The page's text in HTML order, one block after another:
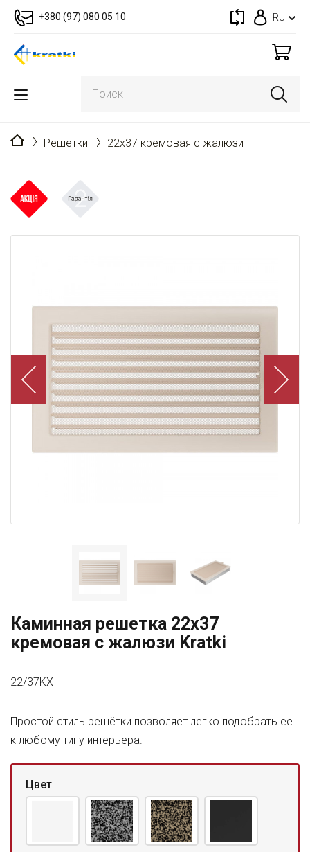
+380 (97) 080 05 10 RU
Главная
Решетки 22x37 кремовая с жалюзи
Каминная решетка 22x37
кремовая с жалюзи Kratki
22/37KX
Простой стиль решётки позволяет легко подобрать ее
к любому типу интерьера.
Цвет